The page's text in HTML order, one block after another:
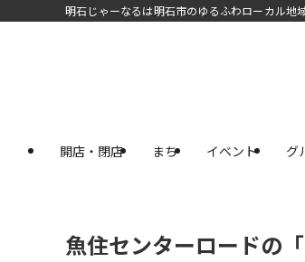
明石じゃーなるは明石市のゆるふわローカル地
開店・閉店 まち イベント グ
魚住センターロードの